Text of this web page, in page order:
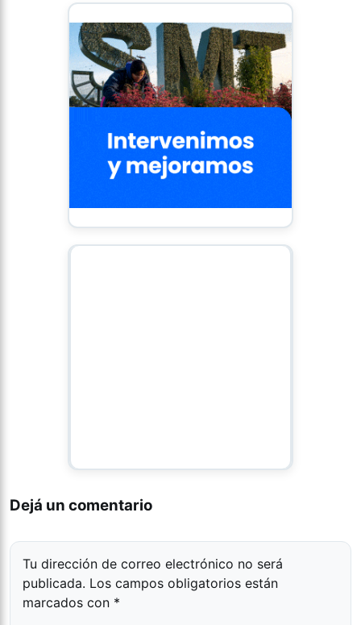
Dejá un comentario
Tu dirección de correo electrónico no será
publicada. Los campos obligatorios están
marcados con *